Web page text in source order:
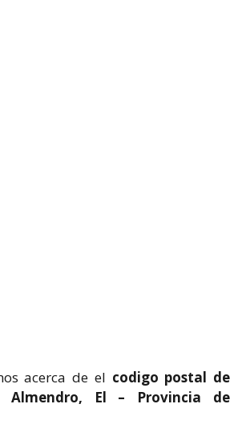
acerca de el codigo postal de
Almendro, El – Provincia de